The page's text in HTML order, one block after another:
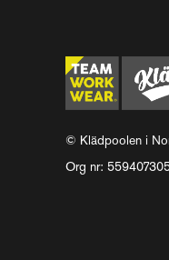
© Klädpoolen i
Org nr: